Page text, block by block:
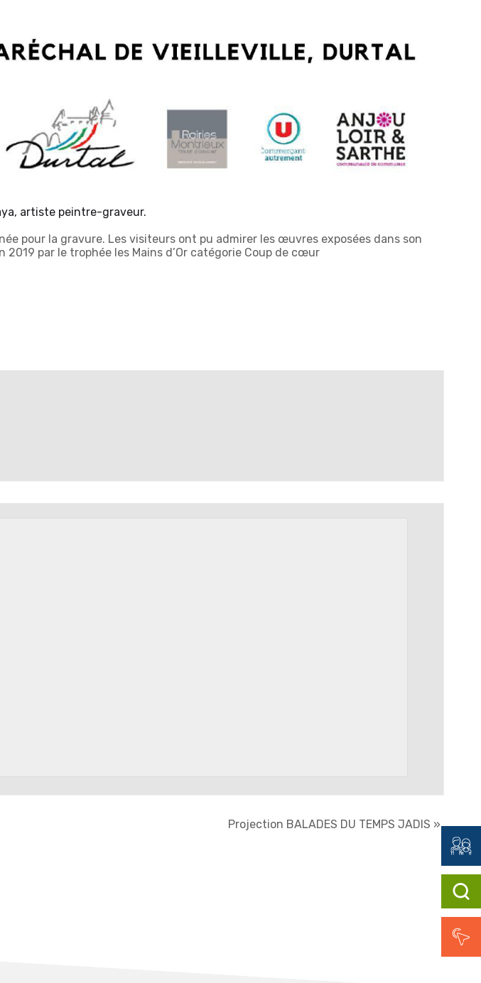
artiste peintre-graveur.
pour la gravure. Les visiteurs ont pu admirer les œuvres exposées dans son
par le trophée les Mains d’Or catégorie Coup de cœur
Projection BALADES DU TEMPS JADIS »